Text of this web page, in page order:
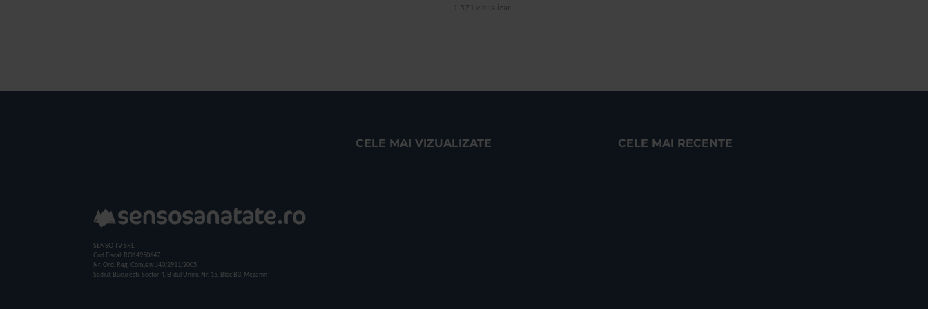
1.571 vizualizari
SENSO TV SRL
Cod Fiscal: RO14950647
Nr. Ord. Reg. Com./an: J40/2911/2005
Sediul: Bucuresti, Sector 4, B-dul Unirii, Nr. 15, Bloc B3, Mezanin
CELE MAI VIZUALIZATE CELE MAI RECENTE